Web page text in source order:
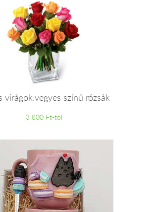
virágok:vegyes színű rózsák
3 800 Ft-tól